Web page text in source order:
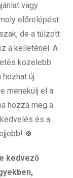
vagy
előrelépést
de a túlzott
a kelleténél. A
közelebb
új
menekülj el a
hozza meg a
és a
🍀
kedvező